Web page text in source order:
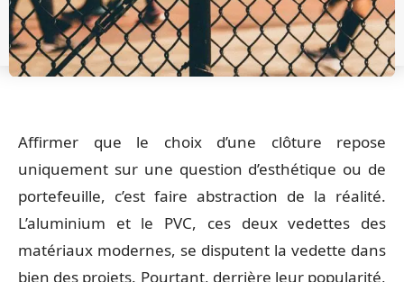
Affirmer que le choix d’une clôture repose
uniquement sur une question d’esthétique ou de
portefeuille, c’est faire abstraction de la réalité.
L’aluminium et le PVC, ces deux vedettes des
matériaux modernes, se disputent la vedette dans
bien des projets. Pourtant, derrière leur popularité,